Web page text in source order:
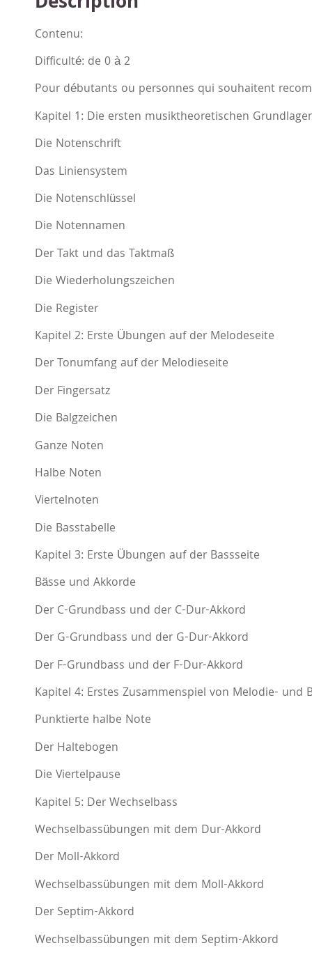
Contenu:
Difficulté: de 0 à 2
Pour débutants ou personnes qui souhaitent
Kapitel 1: Die ersten musiktheoretischen
Die Notenschrift
Das Liniensystem
Die Notenschlüssel
Die Notennamen
Der Takt und das Taktmaß
Die Wiederholungszeichen
Die Register
Kapitel 2: Erste Übungen auf der Melodeseite
Der Tonumfang auf der Melodieseite
Der Fingersatz
Die Balgzeichen
Ganze Noten
Halbe Noten
Viertelnoten
Die Basstabelle
Kapitel 3: Erste Übungen auf der Bassseite
Bässe und Akkorde
Der C-Grundbass und der C-Dur-Akkord
Der G-Grundbass und der G-Dur-Akkord
Der F-Grundbass und der F-Dur-Akkord
Kapitel 4: Erstes Zusammenspiel von Melodie- und
Punktierte halbe Note
Der Haltebogen
Die Viertelpause
Kapitel 5: Der Wechselbass
Wechselbassübungen mit dem Dur-Akkord
Der Moll-Akkord
Wechselbassübungen mit dem Moll-Akkord
Der Septim-Akkord
Wechselbassübungen mit dem Septim-Akkord